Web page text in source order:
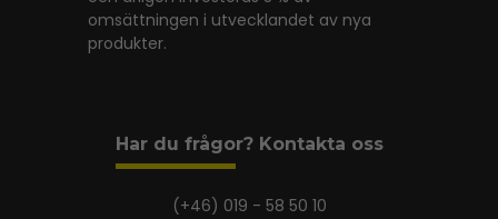
omsättningen i utvecklandet av nya
produkter.
Har du frågor? Kontakta oss
(+46) 019 - 58 50 10